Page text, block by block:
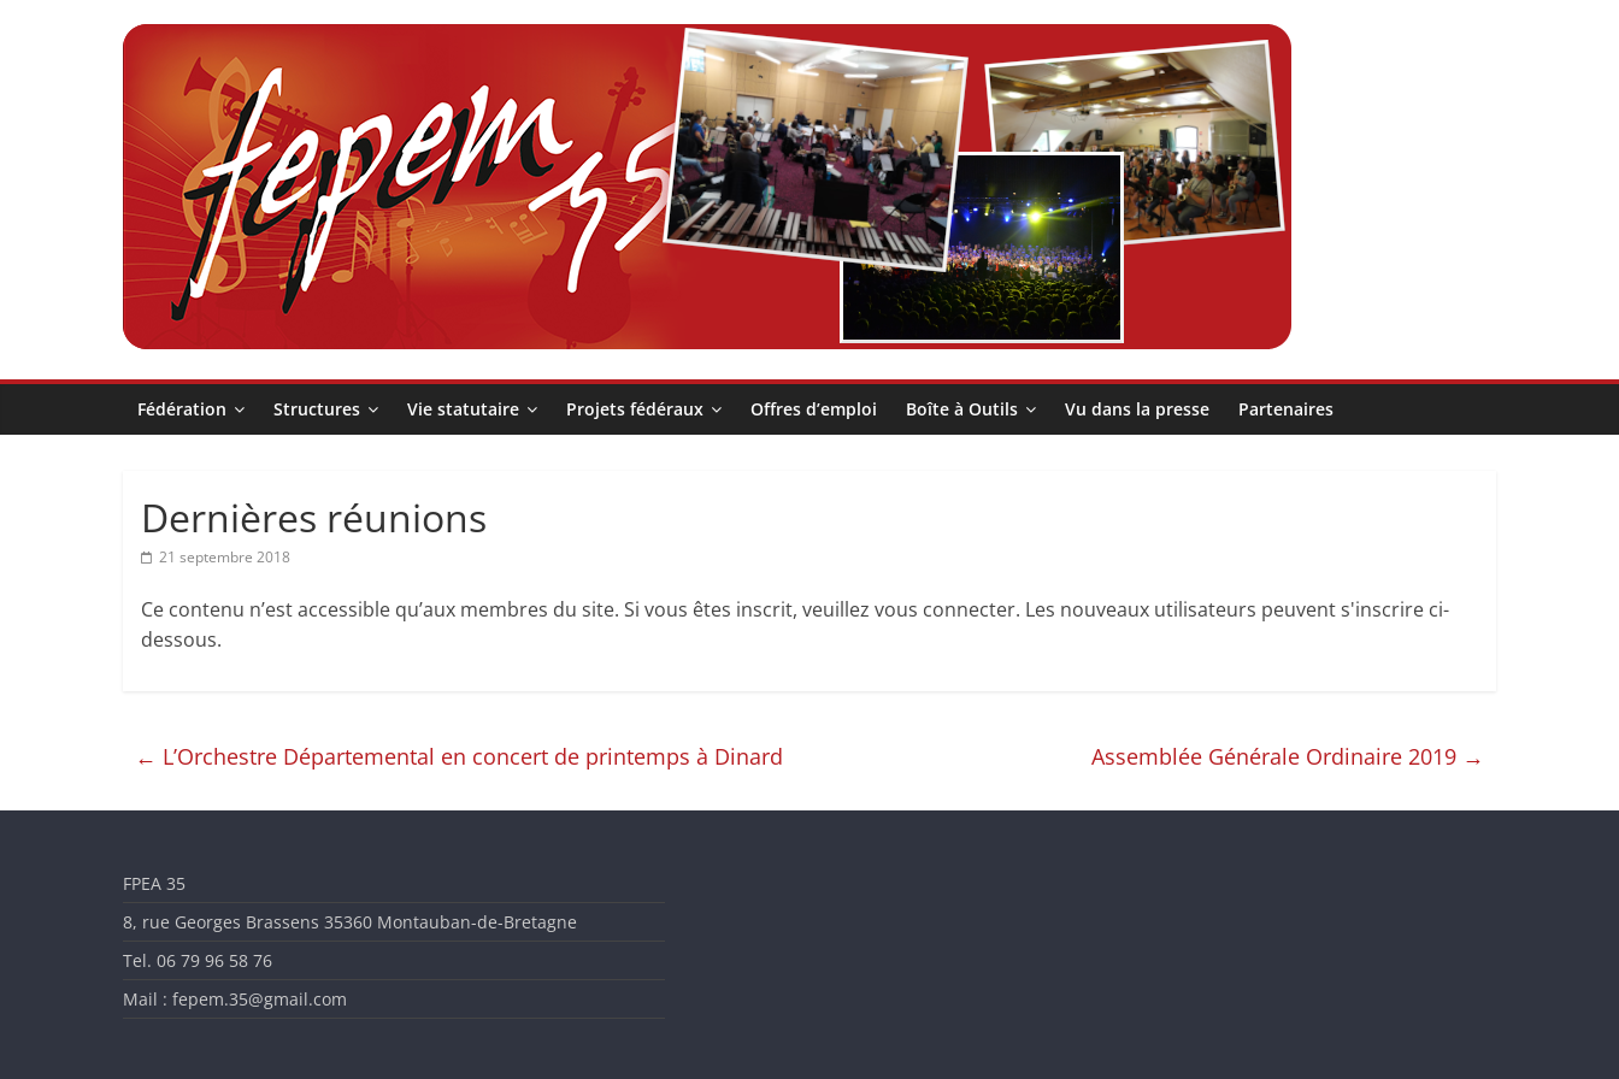
Fédération
pour
la
Pratique
l'Enseignement
Artistique
Ille-
et-
Vilaine
Fédération Structures Vie statutaire Projets fédéraux Offres d’emploi Boîte à Outils Vu dans la presse Partenaires
Dernières réunions
21 septembre 2018
Ce contenu n’est accessible qu’aux membres du site. Si vous êtes inscrit, veuillez vous connecter. Les nouveaux utilisateurs peuvent s'inscrire ci-
dessous.
← L’Orchestre Départemental en concert de printemps à Dinard Assemblée Générale Ordinaire 2019 →
FPEA 35
8, rue Georges Brassens 35360 Montauban-de-Bretagne
Tel. 06 79 96 58 76
Mail : fepem.35@gmail.com